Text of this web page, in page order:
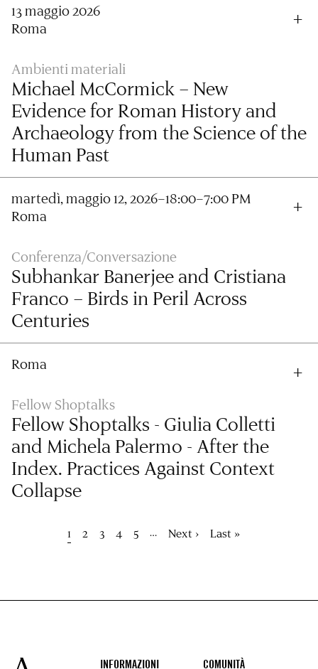
13 maggio 2026
Roma
Ambienti materiali
Michael McCormick – New
Evidence for Roman History and
Archaeology from the Science of the
Human Past
martedì, maggio 12, 2026–18:00–7:00 PM
Roma
Conferenza/Conversazione
Subhankar Banerjee and Cristiana
Franco – Birds in Peril Across
Centuries
Roma
Fellow Shoptalks
Fellow Shoptalks - Giulia Colletti
and Michela Palermo - After the
Index. Practices Against Context
Collapse
Pagina
1 Pagina
2 Pagina
3 Pagina
4 Pagina
5 …
Pagina
Next ›
Ultima
Last »
INFORMAZIONI COMUNITÀ